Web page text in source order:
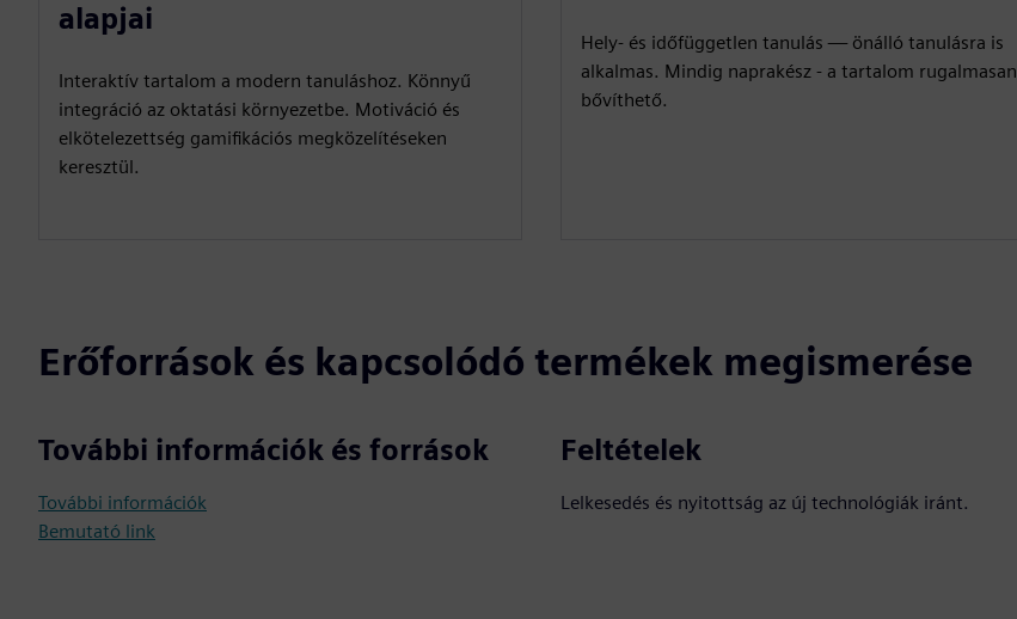
alapjai
Interaktív tartalom a modern tanuláshoz. Könnyű
integráció az oktatási környezetbe. Motiváció és
elkötelezettség gamifikációs megközelítéseken
keresztül.
Hely- és időfüggetlen tanulás — önálló tanulásra is
alkalmas. Mindig naprakész - a tartalom rugalmasan
bővíthető.
Erőforrások és kapcsolódó termékek megismerése
További információk és források
További információk
Bemutató link
Feltételek
Lelkesedés és nyitottság az új technológiák iránt.